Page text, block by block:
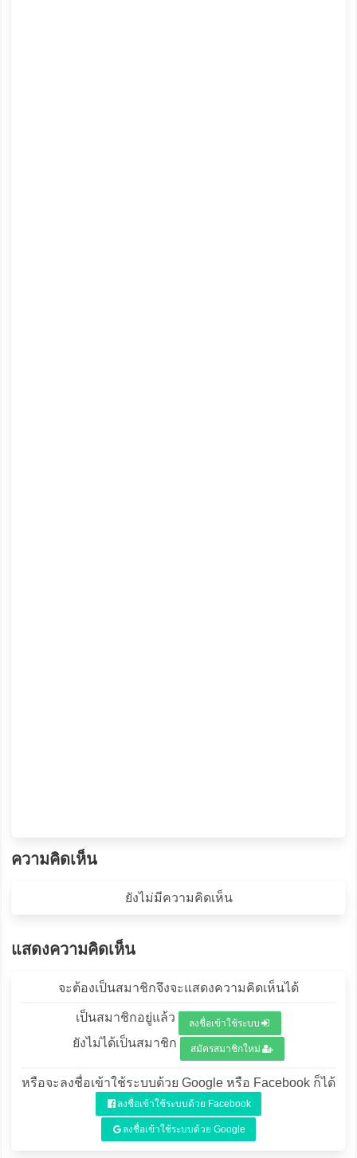
ความคิดเห็น
ยังไม่มีความคิดเห็น
แสดงความคิดเห็น
จะต้องเป็นสมาชิกจึงจะแสดงความคิดเห็นได้
เป็นสมาชิกอยู่แล้ว ลงชื่อเข้าใช้ระบบ
ยังไม่ได้เป็นสมาชิก สมัครสมาชิกใหม่
หรือจะลงชื่อเข้าใช้ระบบด้วย Google หรือ Facebook ก็ได้
ลงชื่อเข้าใช้ระบบด้วย Facebook
ลงชื่อเข้าใช้ระบบด้วย Google